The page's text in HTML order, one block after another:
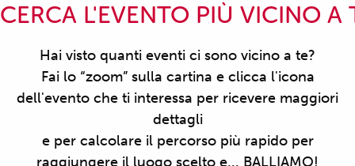
CERCA L'EVENTO PIÙ VICINO A
Hai visto quanti eventi ci sono vicino a te?
Fai lo “zoom” sulla cartina e clicca l'icona
dell'evento che ti interessa per ricevere maggiori
dettagli
e per calcolare il percorso più rapido per
raggiungere il luogo scelto e... BALLIAMO!